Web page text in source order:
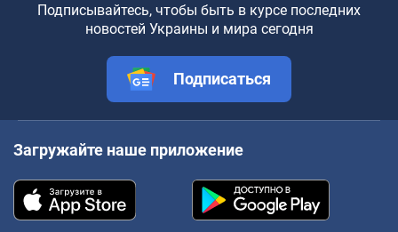
Подписывайтесь, чтобы быть в курсе последних
новостей Украины и мира сегодня
Подписаться
Загружайте наше приложение